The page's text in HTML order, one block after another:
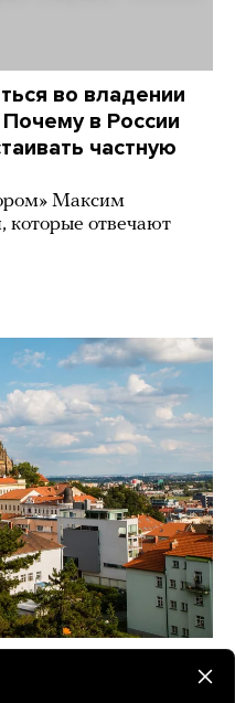
во владении
в России
частную
Максим
которые отвечают
и Словакию?